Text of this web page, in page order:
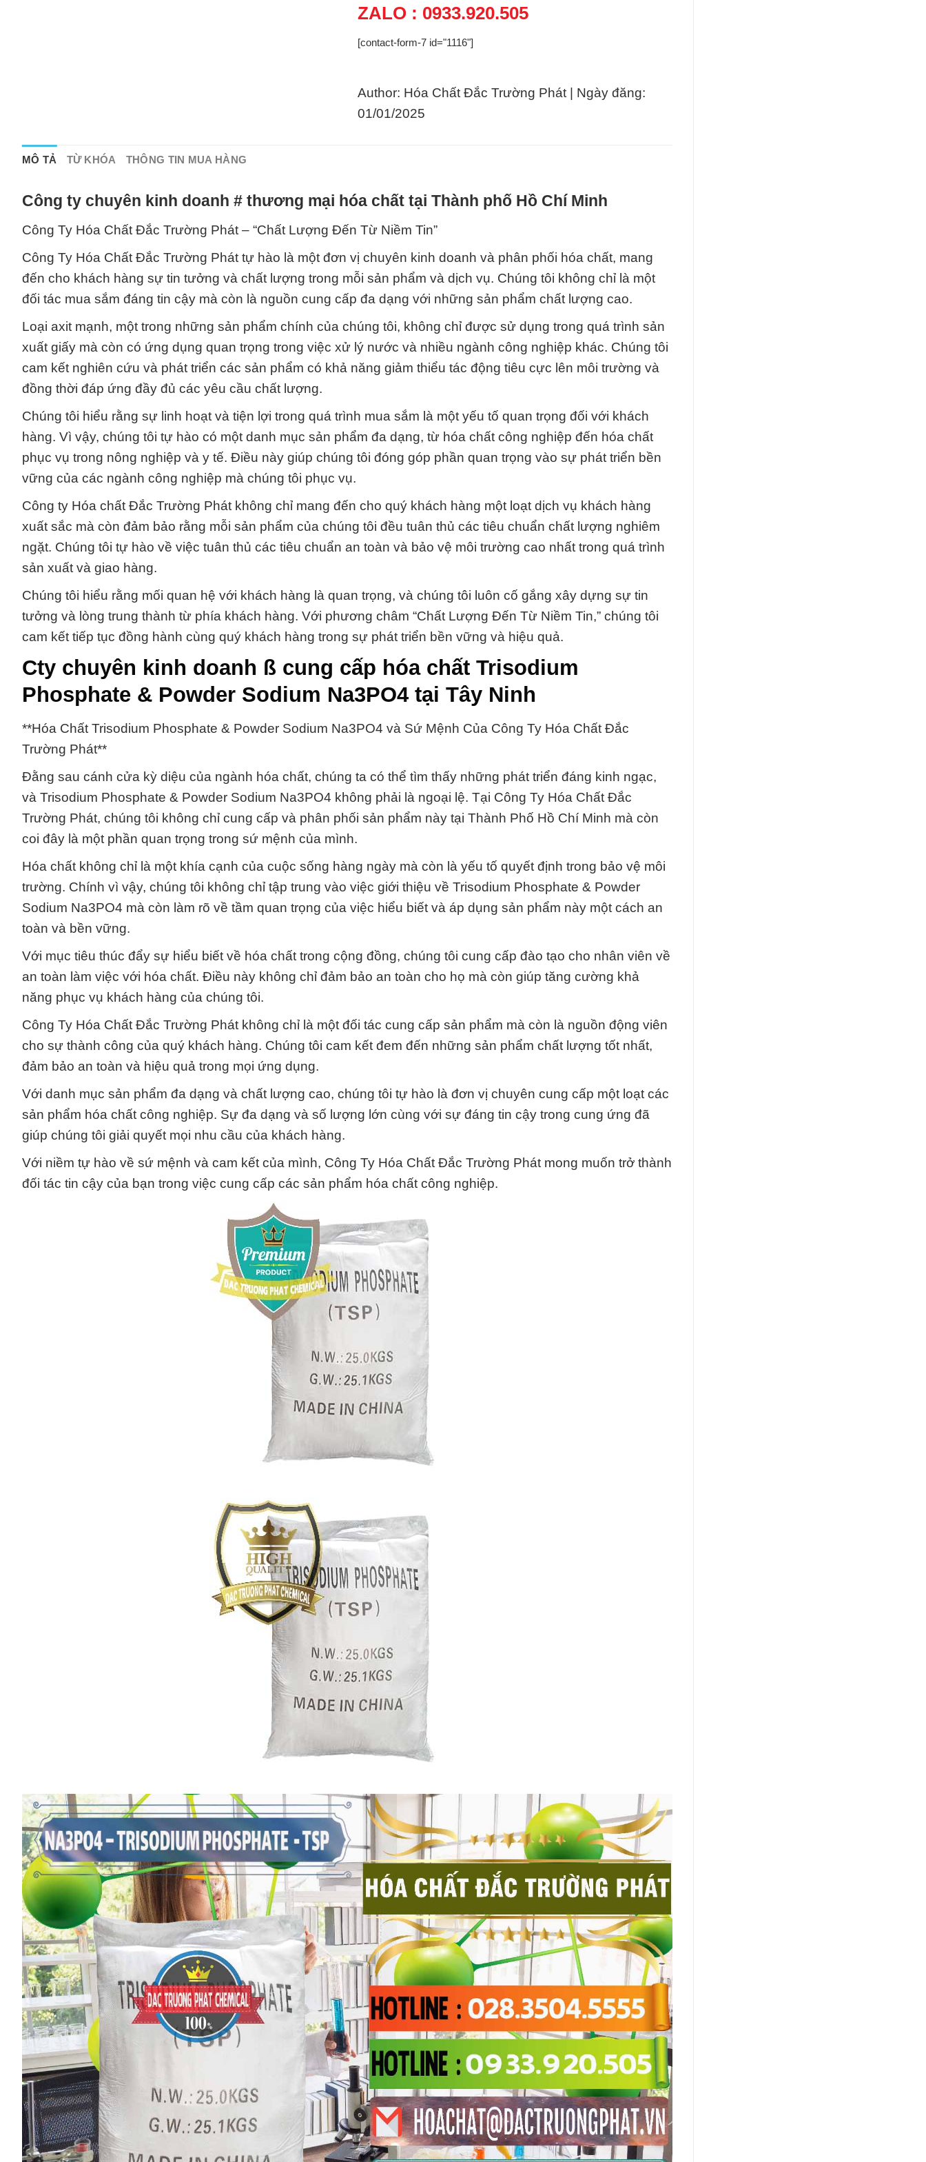
ZALO : 0933.920.505
[contact-form-7 id="1116"]
Author: Hóa Chất Đắc Trường Phát | Ngày đăng:
01/01/2025
MÔ TẢ TỪ KHÓA THÔNG TIN MUA HÀNG
Công ty chuyên kinh doanh # thương mại hóa chất tại Thành phố Hồ Chí Minh
Công Ty Hóa Chất Đắc Trường Phát – “Chất Lượng Đến Từ Niềm Tin”
Công Ty Hóa Chất Đắc Trường Phát tự hào là một đơn vị chuyên kinh doanh và phân phối hóa chất, mang
đến cho khách hàng sự tin tưởng và chất lượng trong mỗi sản phẩm và dịch vụ. Chúng tôi không chỉ là một
đối tác mua sắm đáng tin cậy mà còn là nguồn cung cấp đa dạng với những sản phẩm chất lượng cao.
Loại axit mạnh, một trong những sản phẩm chính của chúng tôi, không chỉ được sử dụng trong quá trình sản
xuất giấy mà còn có ứng dụng quan trọng trong việc xử lý nước và nhiều ngành công nghiệp khác. Chúng tôi
cam kết nghiên cứu và phát triển các sản phẩm có khả năng giảm thiểu tác động tiêu cực lên môi trường và
đồng thời đáp ứng đầy đủ các yêu cầu chất lượng.
Chúng tôi hiểu rằng sự linh hoạt và tiện lợi trong quá trình mua sắm là một yếu tố quan trọng đối với khách
hàng. Vì vậy, chúng tôi tự hào có một danh mục sản phẩm đa dạng, từ hóa chất công nghiệp đến hóa chất
phục vụ trong nông nghiệp và y tế. Điều này giúp chúng tôi đóng góp phần quan trọng vào sự phát triển bền
vững của các ngành công nghiệp mà chúng tôi phục vụ.
Công ty Hóa chất Đắc Trường Phát không chỉ mang đến cho quý khách hàng một loạt dịch vụ khách hàng
xuất sắc mà còn đảm bảo rằng mỗi sản phẩm của chúng tôi đều tuân thủ các tiêu chuẩn chất lượng nghiêm
ngặt. Chúng tôi tự hào về việc tuân thủ các tiêu chuẩn an toàn và bảo vệ môi trường cao nhất trong quá trình
sản xuất và giao hàng.
Chúng tôi hiểu rằng mối quan hệ với khách hàng là quan trọng, và chúng tôi luôn cố gắng xây dựng sự tin
tưởng và lòng trung thành từ phía khách hàng. Với phương châm “Chất Lượng Đến Từ Niềm Tin,” chúng tôi
cam kết tiếp tục đồng hành cùng quý khách hàng trong sự phát triển bền vững và hiệu quả.
Cty chuyên kinh doanh ß cung cấp hóa chất Trisodium
Phosphate & Powder Sodium Na3PO4 tại Tây Ninh
**Hóa Chất Trisodium Phosphate & Powder Sodium Na3PO4 và Sứ Mệnh Của Công Ty Hóa Chất Đắc
Trường Phát**
Đằng sau cánh cửa kỳ diệu của ngành hóa chất, chúng ta có thể tìm thấy những phát triển đáng kinh ngạc,
và Trisodium Phosphate & Powder Sodium Na3PO4 không phải là ngoại lệ. Tại Công Ty Hóa Chất Đắc
Trường Phát, chúng tôi không chỉ cung cấp và phân phối sản phẩm này tại Thành Phố Hồ Chí Minh mà còn
coi đây là một phần quan trọng trong sứ mệnh của mình.
Hóa chất không chỉ là một khía cạnh của cuộc sống hàng ngày mà còn là yếu tố quyết định trong bảo vệ môi
trường. Chính vì vậy, chúng tôi không chỉ tập trung vào việc giới thiệu về Trisodium Phosphate & Powder
Sodium Na3PO4 mà còn làm rõ về tầm quan trọng của việc hiểu biết và áp dụng sản phẩm này một cách an
toàn và bền vững.
Với mục tiêu thúc đẩy sự hiểu biết về hóa chất trong cộng đồng, chúng tôi cung cấp đào tạo cho nhân viên về
an toàn làm việc với hóa chất. Điều này không chỉ đảm bảo an toàn cho họ mà còn giúp tăng cường khả
năng phục vụ khách hàng của chúng tôi.
Công Ty Hóa Chất Đắc Trường Phát không chỉ là một đối tác cung cấp sản phẩm mà còn là nguồn động viên
cho sự thành công của quý khách hàng. Chúng tôi cam kết đem đến những sản phẩm chất lượng tốt nhất,
đảm bảo an toàn và hiệu quả trong mọi ứng dụng.
Với danh mục sản phẩm đa dạng và chất lượng cao, chúng tôi tự hào là đơn vị chuyên cung cấp một loạt các
sản phẩm hóa chất công nghiệp. Sự đa dạng và số lượng lớn cùng với sự đáng tin cậy trong cung ứng đã
giúp chúng tôi giải quyết mọi nhu cầu của khách hàng.
Với niềm tự hào về sứ mệnh và cam kết của mình, Công Ty Hóa Chất Đắc Trường Phát mong muốn trở thành
đối tác tin cậy của bạn trong việc cung cấp các sản phẩm hóa chất công nghiệp.